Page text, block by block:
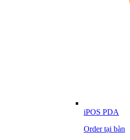
iPOS PDA
Order tại bàn